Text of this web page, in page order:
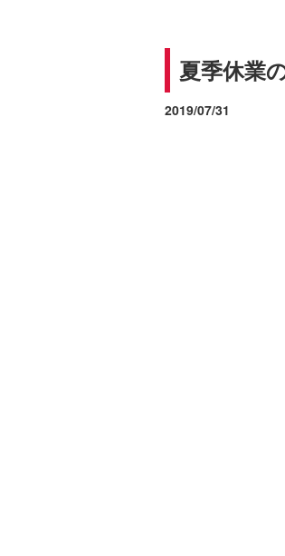
夏季休業
2019/07/31